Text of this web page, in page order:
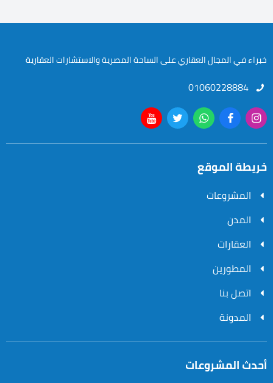
خبراء في المجال العقاري على الساحة المصرية والاستشارات العقارية
01060228884
خريطة الموقع
المشروعات
المدن
العقارات
المطورين
اتصل بنا
المدونة
أحدث المشروعات